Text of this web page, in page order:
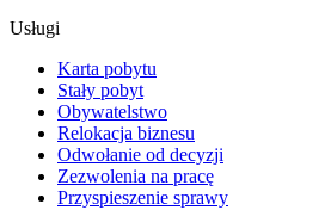
Usługi
Karta pobytu
Stały pobyt
Obywatelstwo
Relokacja biznesu
Odwołanie od decyzji
Zezwolenia na pracę
Przyspieszenie sprawy